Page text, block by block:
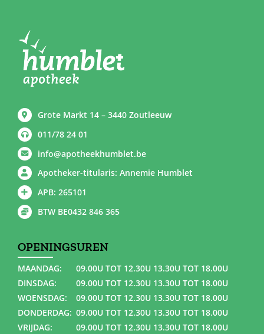
Grote Markt 14 – 3440 Zoutleeuw
011/78 24 01
info@apotheekhumblet.be
Apotheker-titularis: Annemie Humblet
APB: 265101
BTW BE0432 846 365
OPENINGSUREN
MAANDAG:
09.00U TOT 12.30U 13.30U TOT 18.00U
DINSDAG:
09.00U TOT 12.30U 13.30U TOT 18.00U
WOENSDAG:
09.00U TOT 12.30U 13.30U TOT 18.00U
DONDERDAG: 09.00U TOT 12.30U 13.30U TOT 18.00U
VRIJDAG:
09.00U TOT 12.30U 13.30U TOT 18.00U